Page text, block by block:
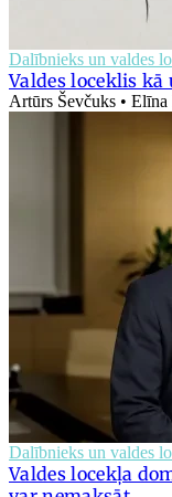
Dalībnieks un valdes
Valdes loceklis
Artūrs Ševčuks •
Dalībnieks un valdes
Valdes locekļa